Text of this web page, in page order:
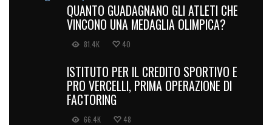
QUANTO GUADAGNANO GLI ATLETI CHE
VINCONO UNA MEDAGLIA OLIMPICA?
81.4K 40
ISTITUTO PER IL CREDITO SPORTIVO E
PRO VERCELLI, PRIMA OPERAZIONE DI
FACTORING
66.4K 48